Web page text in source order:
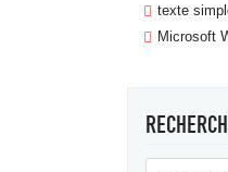
texte
Microsoft